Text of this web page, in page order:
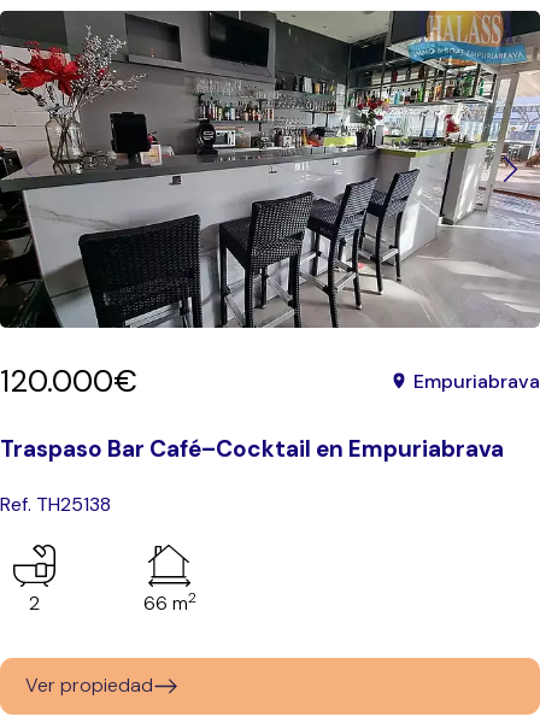
120.000€ Empuriabrava
Traspaso Bar Café–Cocktail en Empuriabrava
Ref. TH25138
2 66 m2
Ver propiedad